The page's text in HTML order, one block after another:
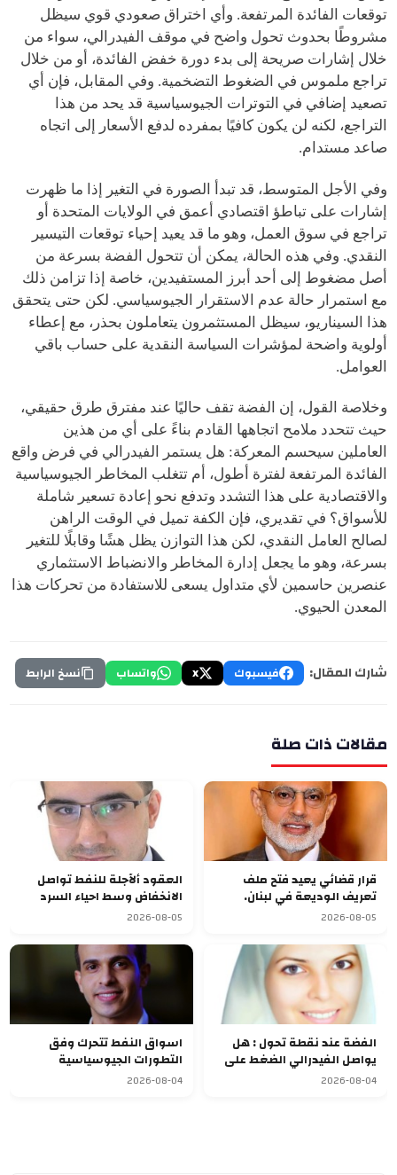
توقعات الفائدة المرتفعة. وأي اختراق صعودي قوي سيظل
مشروطًا بحدوث تحول واضح في موقف الفيدرالي، سواء من
خلال إشارات صريحة إلى بدء دورة خفض الفائدة، أو من خلال
تراجع ملموس في الضغوط التضخمية. وفي المقابل، فإن أي
تصعيد إضافي في التوترات الجيوسياسية قد يحد من هذا
التراجع، لكنه لن يكون كافيًا بمفرده لدفع الأسعار إلى اتجاه
صاعد مستدام.
وفي الأجل المتوسط، قد تبدأ الصورة في التغير إذا ما ظهرت
إشارات على تباطؤ اقتصادي أعمق في الولايات المتحدة أو
تراجع في سوق العمل، وهو ما قد يعيد إحياء توقعات التيسير
النقدي. وفي هذه الحالة، يمكن أن تتحول الفضة بسرعة من
أصل مضغوط إلى أحد أبرز المستفيدين، خاصة إذا تزامن ذلك
مع استمرار حالة عدم الاستقرار الجيوسياسي. لكن حتى يتحقق
هذا السيناريو، سيظل المستثمرون يتعاملون بحذر، مع إعطاء
أولوية واضحة لمؤشرات السياسة النقدية على حساب باقي
العوامل.
وخلاصة القول، إن الفضة تقف حاليًا عند مفترق طرق حقيقي،
حيث تتحدد ملامح اتجاهها القادم بناءً على أي من هذين
العاملين سيحسم المعركة: هل يستمر الفيدرالي في فرض واقع
الفائدة المرتفعة لفترة أطول، أم تتغلب المخاطر الجيوسياسية
والاقتصادية على هذا التشدد وتدفع نحو إعادة تسعير شاملة
للأسواق؟ في تقديري، فإن الكفة تميل في الوقت الراهن
لصالح العامل النقدي، لكن هذا التوازن يظل هشًا وقابلًا للتغير
بسرعة، وهو ما يجعل إدارة المخاطر والانضباط الاستثماري
عنصرين حاسمين لأي متداول يسعى للاستفادة من تحركات هذا
المعدن الحيوي.
شارك المقال: فيسبوك X واتساب نسخ الرابط
مقالات ذات صلة
قرار قضائي يعيد فتح ملف
تعريف الوديعة في لبنان.
2026-08-05
العقود ألآجلة للنفط تواصل
الانخفاض وسط احياء السرد
الدبلوماسي الهش
2026-08-05
الفضة عند نقطة تحول : هل
يواصل الفيدرالي الضغط على
الاسعار
2026-08-04
اسواق النفط تتحرك وفق
التطورات الجيوسياسية
2026-08-04